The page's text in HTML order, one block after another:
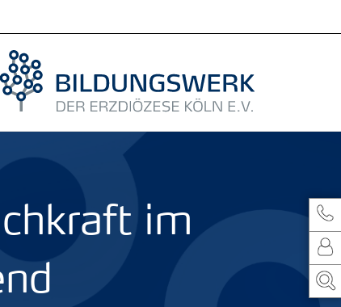
im